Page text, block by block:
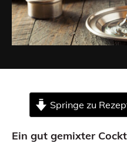
Springe zu
Ein gut gemixter